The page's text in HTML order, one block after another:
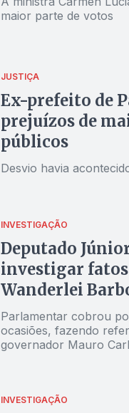
maior parte de votos
JUSTIÇA
Ex-prefeito de
prejuízos de
públicos
Desvio havia
INVESTIGAÇÃO
Deputado
investigar fatos
Wanderlei
Parlamentar cobrou
ocasiões, fazendo
governador Mauro
INVESTIGAÇÃO